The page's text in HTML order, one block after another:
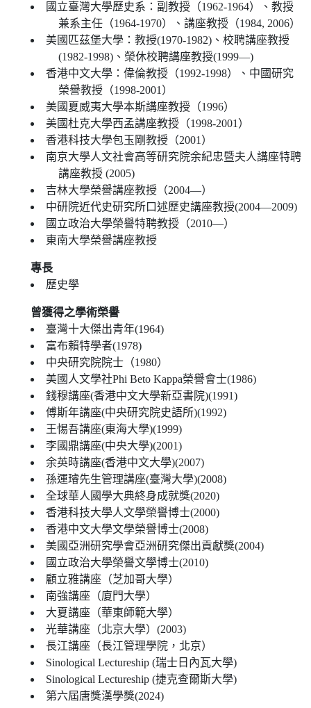
國立臺灣大學歷史系：副教授（1962-1964）、教授
兼系主任（1964-1970）、講座教授（1984, 2006）
美國匹茲堡大學：教授(1970-1982)、校聘講座教授
(1982-1998)、榮休校聘講座教授(1999—)
香港中文大學：偉倫教授（1992-1998）、中國研究
榮譽教授（1998-2001）
美國夏威夷大學本斯講座教授（1996）
美國杜克大學西孟講座教授（1998-2001）
香港科技大學包玉剛教授（2001）
南京大學人文社會高等研究院余紀忠暨夫人講座特聘
講座教授 (2005)
吉林大學榮譽講座教授（2004—）
中研院近代史研究所口述歷史講座教授(2004—2009)
國立政治大學榮譽特聘教授（2010—）
東南大學榮譽講座教授
專長
歷史學
曾獲得之學術榮譽
臺灣十大傑出青年(1964)
富布賴特學者(1978)
中央研究院院士（1980）
美國人文學社Phi Beto Kappa榮譽會士(1986)
錢穆講座(香港中文大學新亞書院)(1991)
傅斯年講座(中央研究院史語所)(1992)
王惕吾講座(東海大學)(1999)
李國鼎講座(中央大學)(2001)
余英時講座(香港中文大學)(2007)
孫運璿先生管理講座(臺灣大學)(2008)
全球華人國學大典終身成就獎(2020)
香港科技大學人文學榮譽博士(2000)
香港中文大學文學榮譽博士(2008)
美國亞洲研究學會亞洲研究傑出貢獻獎(2004)
國立政治大學榮譽文學博士(2010)
顧立雅講座（芝加哥大學）
南強講座（廈門大學）
大夏講座（華東師範大學）
光華講座（北京大學）(2003)
長江講座（長江管理學院，北京）
Sinological Lectureship (瑞士日內瓦大學)
Sinological Lectureship (捷克查爾斯大學)
第六屆唐獎漢學獎(2024)